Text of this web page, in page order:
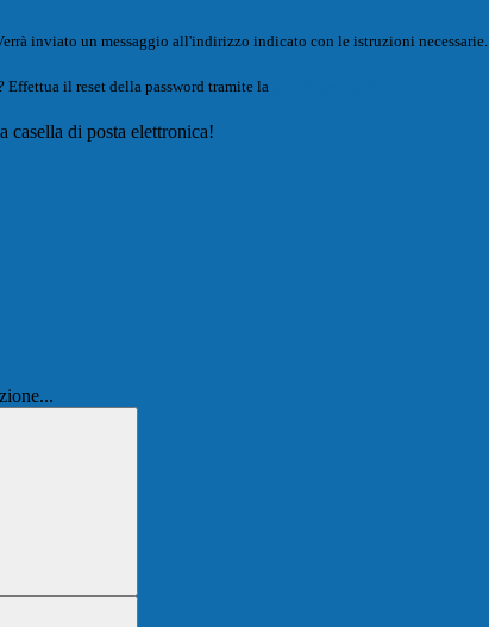
inviato un messaggio all'indirizzo indicato con le istruzioni necessarie.
Effettua il reset della password tramite la
casella di posta elettronica!